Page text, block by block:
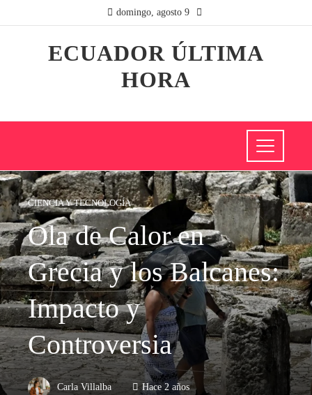
domingo, agosto 9
ECUADOR ÚLTIMA
HORA
CIENCIA Y TECNOLOGÍA
Ola de Calor en
Grecia y los Balcanes:
Impacto y
Controversia
Carla Villalba Hace 2 años